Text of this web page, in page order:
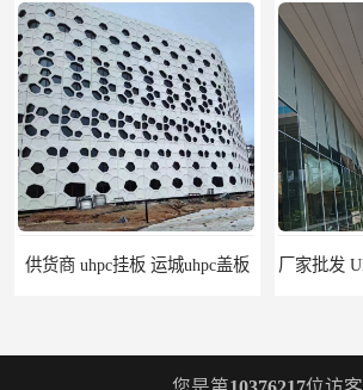
供货商 uhpc挂板 运城uhpc盖板